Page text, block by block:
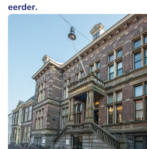
eerder.